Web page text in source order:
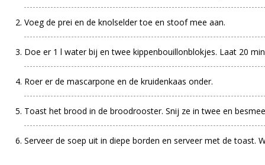
Voeg de prei en de knolselder toe en stoof mee aan.
Doe er 1 l water bij en twee kippenbouillonblokjes. Laat 20
Roer er de mascarpone en de kruidenkaas onder.
Toast het brood in de broodrooster. Snij ze in twee en
Serveer de soep uit in diepe borden en serveer met de toast.